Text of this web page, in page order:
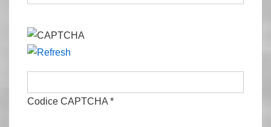
Codice CAPTCHA *